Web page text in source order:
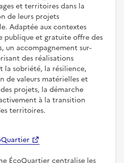
et territoires dans la
de leurs projets
Adaptée aux contextes
publique et gratuite offre des
un accompagnement sur-
des réalisations
la sobriété, la résilience,
de valeurs matérielles et
projets, la démarche
à la transition
territoires.